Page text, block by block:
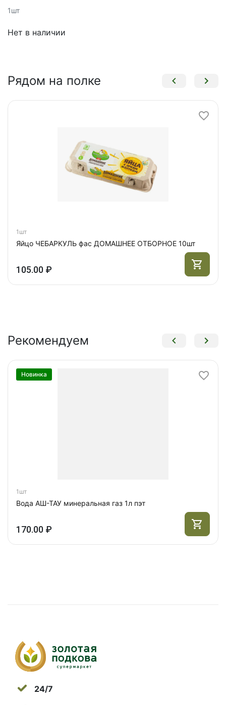
1шт
Нет в наличии
Рядом на полке
1шт
Яйцо ЧЕБАРКУЛЬ фас ДОМАШНЕЕ ОТБОРНОЕ 10шт
105.00 ₽
Рекомендуем
Новинка
1шт
Вода АШ-ТАУ минеральная газ 1л пэт
170.00 ₽
24/7